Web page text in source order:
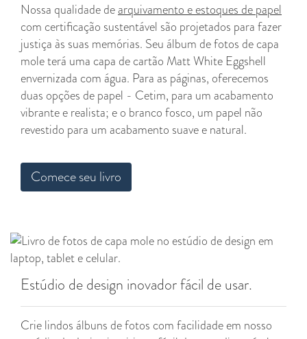
Nossa qualidade dearquivamento e estoques de papel
com certificação sustentável são projetados para fazer
justiça às suas memórias. Seu álbum de fotos de capa
mole terá uma capa de cartão Matt White Eggshell
envernizada com água. Para as páginas, oferecemos
duas opções de papel - Cetim, para um acabamento
vibrante e realista; e o branco fosco, um papel não
revestido para um acabamento suave e natural.
Comece seu livro
Estúdio de design inovador fácil de usar.
Crie lindos álbuns de fotos com facilidade em nosso